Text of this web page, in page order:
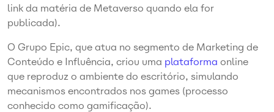
link da matéria de Metaverso quando ela for
publicada).
O Grupo Epic, que atua no segmento de Marketing de
Conteúdo e Influência, criou uma plataforma online
que reproduz o ambiente do escritório, simulando
mecanismos encontrados nos games (processo
conhecido como gamificação).